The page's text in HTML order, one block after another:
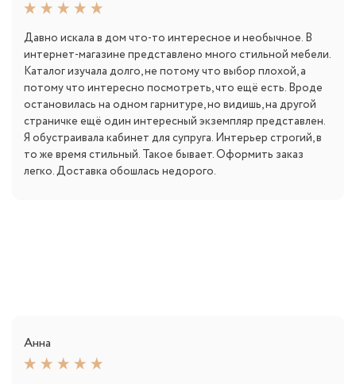
Давно искала в дом что-то интересное и необычное. В
интернет-магазине представлено много стильной мебели.
Каталог изучала долго, не потому что выбор плохой, а
потому что интересно посмотреть, что ещё есть. Вроде
остановилась на одном гарнитуре, но видишь, на другой
страничке ещё один интересный экземпляр представлен.
Я обустраивала кабинет для супруга. Интерьер строгий, в
то же время стильный. Такое бывает. Оформить заказ
легко. Доставка обошлась недорого.
Анна